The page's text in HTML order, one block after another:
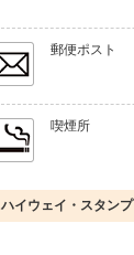
郵便ポスト
喫煙所
ハイウェイ・スタンプ